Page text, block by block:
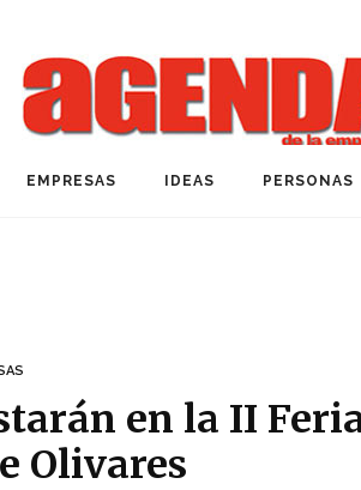
EMPRESAS IDEAS PERSONAS
en la II
Olivares